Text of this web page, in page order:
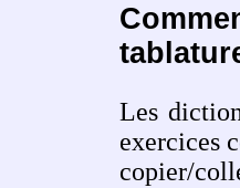
Les
exercices
copier/